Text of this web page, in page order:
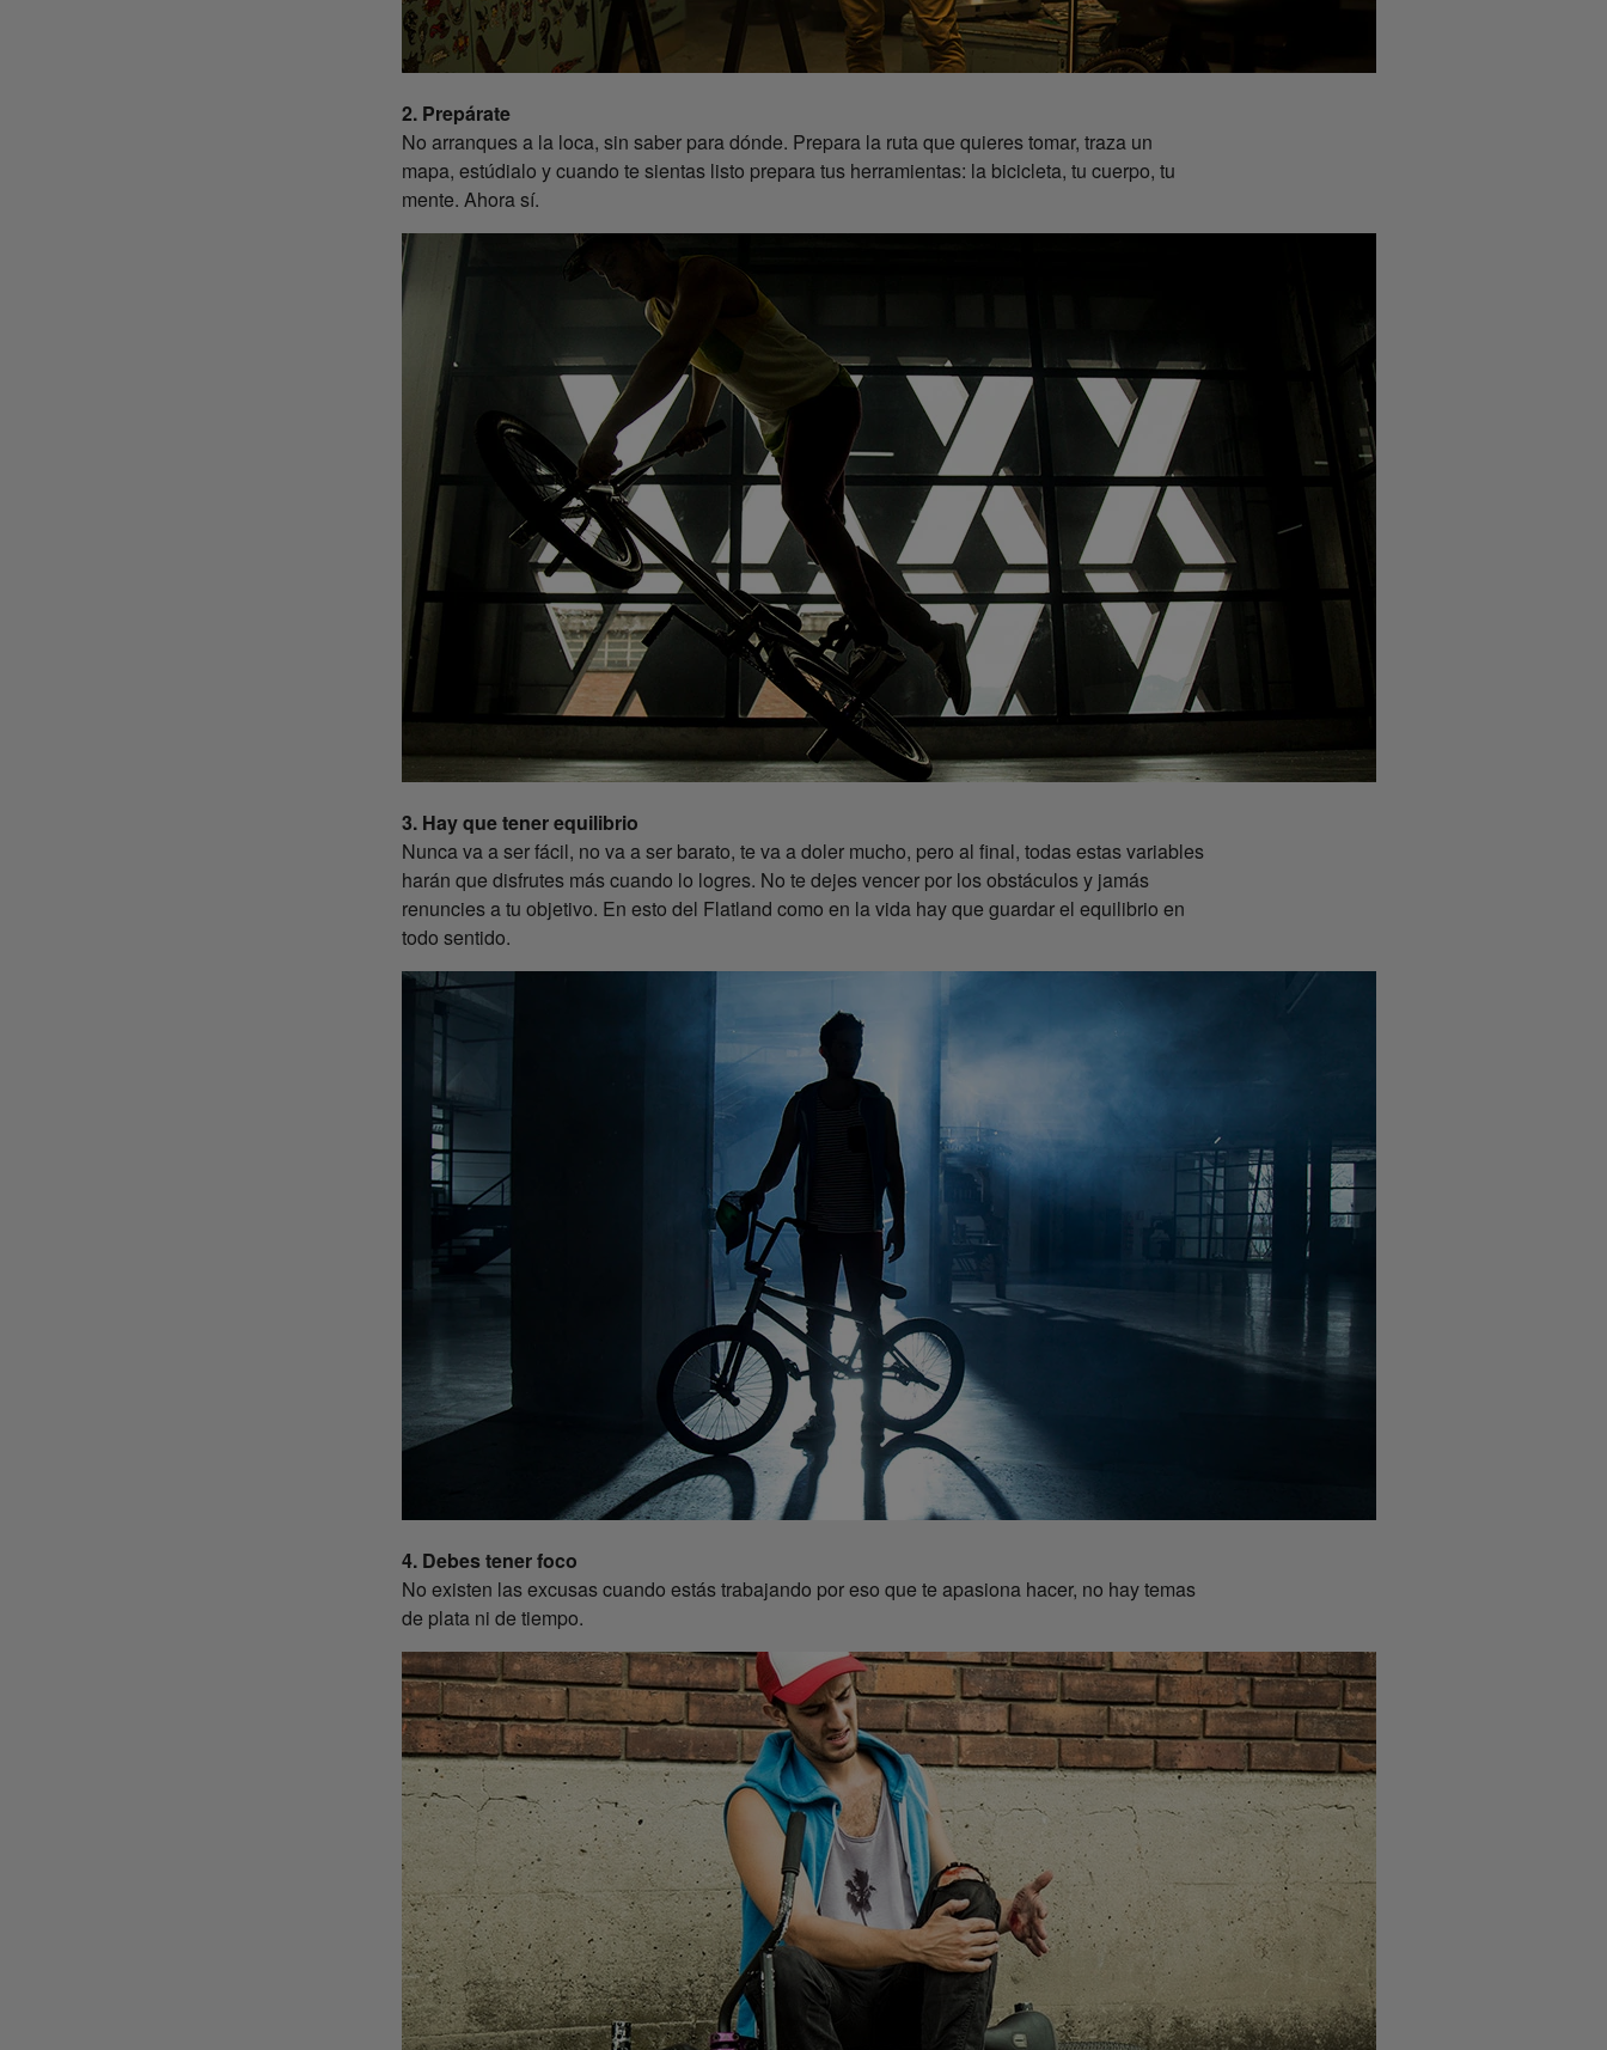
2. Prepárate
No arranques a la loca, sin saber para dónde. Prepara la ruta que quieres tomar, traza un
mapa, estúdialo y cuando te sientas listo prepara tus herramientas: la bicicleta, tu cuerpo, tu
mente. Ahora sí.
3. Hay que tener equilibrio
Nunca va a ser fácil, no va a ser barato, te va a doler mucho, pero al final, todas estas variables
harán que disfrutes más cuando lo logres. No te dejes vencer por los obstáculos y jamás
renuncies a tu objetivo. En esto del Flatland como en la vida hay que guardar el equilibrio en
todo sentido.
4. Debes tener foco
No existen las excusas cuando estás trabajando por eso que te apasiona hacer, no hay temas
de plata ni de tiempo.